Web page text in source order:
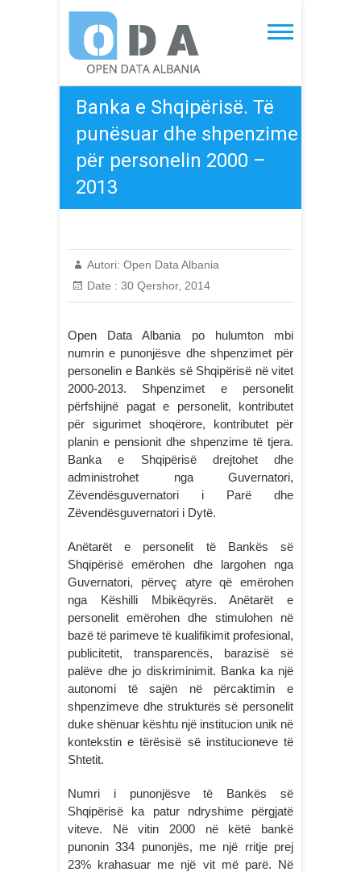
content
Open Data Albania
Banka e Shqipërisë. Të
punësuar dhe shpenzime
për personelin 2000 –
2013
Autori: Open Data Albania
Date : 30 Qershor, 2014
Open Data Albania po hulumton mbi
numrin e punonjësve dhe shpenzimet për
personelin e Bankës së Shqipërisë në vitet
2000-2013. Shpenzimet e personelit
përfshijnë pagat e personelit, kontributet
për sigurimet shoqërore, kontributet për
planin e pensionit dhe shpenzime të tjera.
Banka e Shqipërisë drejtohet dhe
administrohet nga Guvernatori,
Zëvendësguvernatori i Parë dhe
Zëvendësguvernatori i Dytë.
Anëtarët e personelit të Bankës së
Shqipërisë emërohen dhe largohen nga
Guvernatori, përveç atyre që emërohen
nga Këshilli Mbikëqyrës. Anëtarët e
personelit emërohen dhe stimulohen në
bazë të parimeve të kualifikimit profesional,
publicitetit, transparencës, barazisë së
palëve dhe jo diskriminimit. Banka ka një
autonomi të sajën në përcaktimin e
shpenzimeve dhe strukturës së personelit
duke shënuar kështu një institucion unik në
kontekstin e tërësisë së institucioneve të
Shtetit.
Numri i punonjësve të Bankës së
Shqipërisë ka patur ndryshime përgjatë
viteve. Në vitin 2000 në këtë bankë
punonin 334 punonjës, me një rritje prej
23% krahasuar me një vit më parë. Në